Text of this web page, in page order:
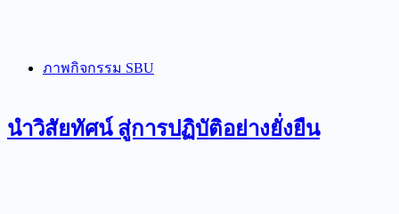
ภาพกิจกรรม SBU
นำวิสัยทัศน์ สู่การปฏิบัติอย่างยั่งยืน